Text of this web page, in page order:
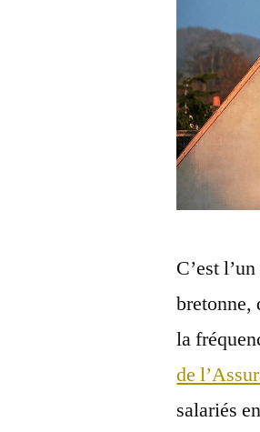
C’est
bretonne,
la
de
salariés